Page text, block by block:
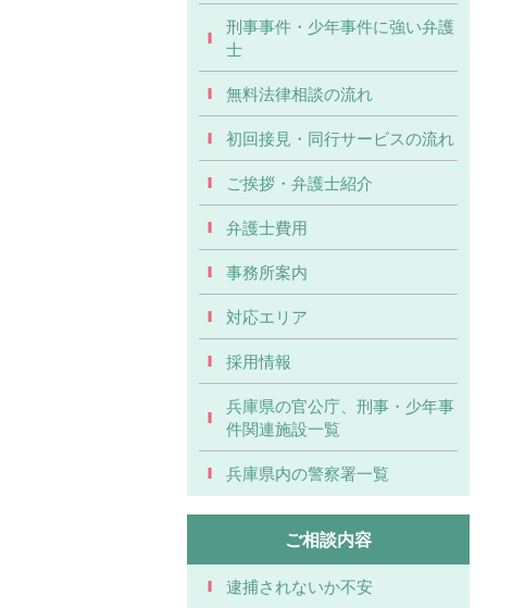
刑事事件・少年事件に強い弁護
士
無料法律相談の流れ
初回接見・同行サービスの流れ
ご挨拶・弁護士紹介
弁護士費用
事務所案内
対応エリア
採用情報
兵庫県の官公庁、刑事・少年事
件関連施設一覧
兵庫県内の警察署一覧
ご相談内容
逮捕されないか不安